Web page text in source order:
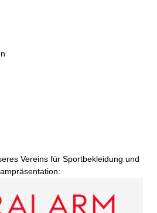
Vereins für Sportbekleidung und